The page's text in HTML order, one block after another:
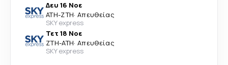
Δευ 16 Νοε
ATH-ZTH· Απευθείας
SKY express
Τετ 18 Νοε
ZTH-ATH· Απευθείας
SKY express